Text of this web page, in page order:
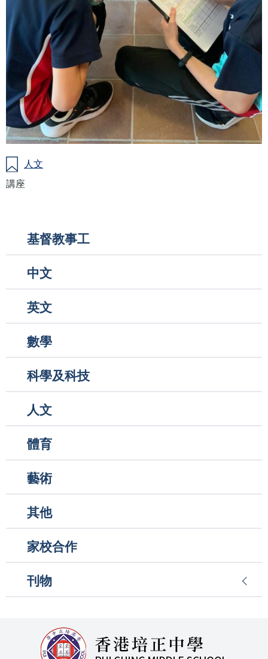
人文
講座
Main
navigation
基督教事工
中文
英文
數學
科學及科技
人文
體育
藝術
其他
家校合作
刊物